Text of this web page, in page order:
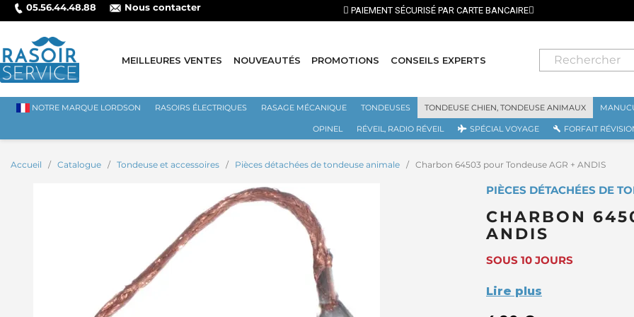
05.56.44.48.88 Nous contacter
MEILLEURES VENTES NOUVEAUTÉS PROMOTIONS CONSEILS EXPERTS
NOTRE MARQUE LORDSON RASOIRS ÉLECTRIQUES RASAGE MÉCANIQUE TONDEUSES TONDEUSE CHIEN, TONDEUSE ANIMAUX
OPINEL RÉVEIL, RADIO RÉVEIL SPÉCIAL VOYAGE FORFAIT
Accueil Catalogue Tondeuse et accessoires Pièces détachées de tondeuse animale Charbon 64503 pour Tondeuse AGR + ANDIS
PIÈCES DÉTACHÉES DE
CHARBON
ANDIS
SOUS 10 JOURS
Lire plus